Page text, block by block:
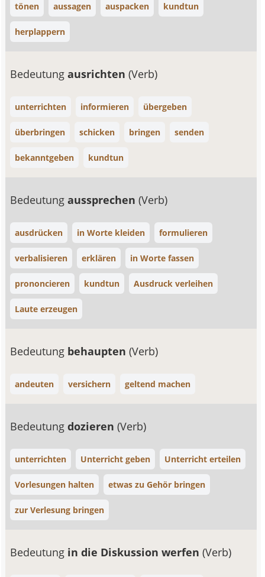
tönen aussagen auspacken kundtun
herplappern
Bedeutungausrichten(Verb)
unterrichten informieren übergeben
überbringen schicken bringen senden
bekanntgeben kundtun
Bedeutungaussprechen(Verb)
ausdrücken in Worte kleiden formulieren
verbalisieren erklären in Worte fassen
prononcieren kundtun Ausdruck verleihen
Laute erzeugen
Bedeutung behaupten(Verb)
andeuten versichern geltend machen
Bedeutungdozieren(Verb)
unterrichten Unterricht geben Unterricht erteilen
Vorlesungen halten etwas zu Gehör bringen
zur Verlesung bringen
Bedeutung in die Diskussion werfen(Verb)